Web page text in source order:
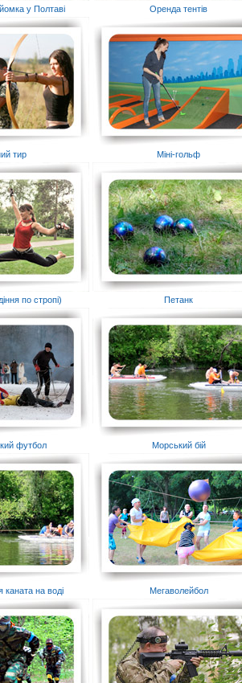
у Полтаві Оренда тентів
тир Міні-гольф
по стропі) Петанк
футбол Морський бій
каната на воді Мегаволейбол